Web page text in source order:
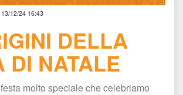
12/24 16:43
DELLA
DI NATALE
molto speciale che celebriamo